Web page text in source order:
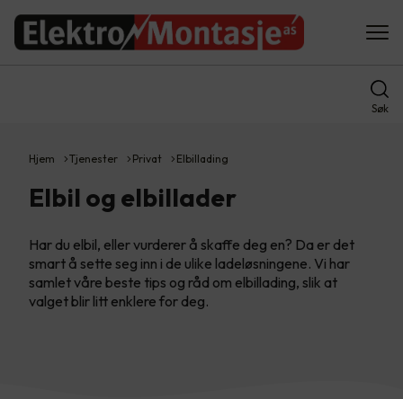
Søk
Hjem Tjenester Privat Elbillading
Elbil og elbillader
Har du elbil, eller vurderer å skaffe deg en? Da er det
smart å sette seg inn i de ulike ladeløsningene. Vi har
samlet våre beste tips og råd om elbillading, slik at
valget blir litt enklere for deg.